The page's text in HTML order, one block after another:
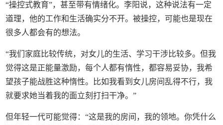
“操控式教育”，甚至带有情绪化。李阳说，这种说法有一定
道理，他的工作和生活确实分不开。被操控，可能也是现在
很多人都会有的想法。
“我们家庭比较传统，对女儿的生活、学习干涉比较多。但我
觉得这是正能量激励，每个人都有惰性，都容易妥协，我希
望孩子能战胜这种惰性。比如我看到女儿房间乱得不行，我
就要求她当着我的面立刻打扫干净。”
但年轻一代可能觉得：“这是我的房间，我的领地。你凭什么